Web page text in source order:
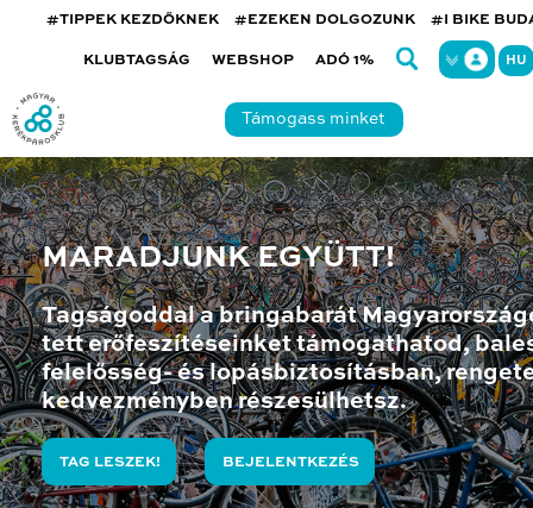
#TIPPEK KEZDŐKNEK #EZEKEN DOLGOZUNK #I BIKE
KLUBTAGSÁG WEBSHOP ADÓ 1% HU
Támogass minket
MARADJUNK EGYÜTT!
Tagságoddal a bringabarát
tett erőfeszítéseinket támogathatod,
felelősség- és lopásbiztosításban,
kedvezményben részesülhetsz.
TAG LESZEK! BEJELENTKEZÉS